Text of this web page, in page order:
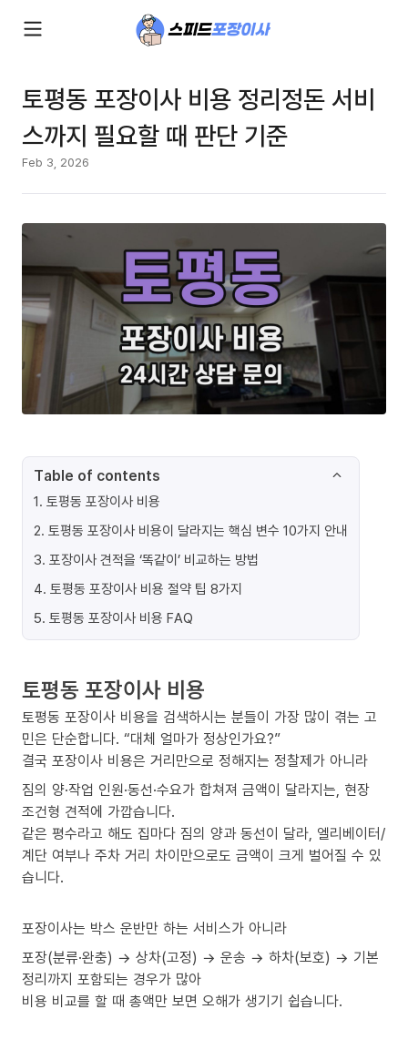
토평동 포장이사 비용 정리정돈 서비
스까지 필요할 때 판단 기준
Feb 3, 2026
Table of contents
1. 토평동 포장이사 비용
2. 토평동 포장이사 비용이 달라지는 핵심 변수 10가지 안내
3. 포장이사 견적을 ‘똑같이’ 비교하는 방법
4. 토평동 포장이사 비용 절약 팁 8가지
5. 토평동 포장이사 비용 FAQ
토평동 포장이사 비용
토평동 포장이사 비용을 검색하시는 분들이 가장 많이 겪는 고
민은 단순합니다. “대체 얼마가 정상인가요?”
결국 포장이사 비용은 거리만으로 정해지는 정찰제가 아니라
짐의 양·작업 인원·동선·수요가 합쳐져 금액이 달라지는, 현장
조건형 견적에 가깝습니다.
같은 평수라고 해도 집마다 짐의 양과 동선이 달라, 엘리베이터/
계단 여부나 주차 거리 차이만으로도 금액이 크게 벌어질 수 있
습니다.
포장이사는 박스 운반만 하는 서비스가 아니라
포장(분류·완충) → 상차(고정) → 운송 → 하차(보호) → 기본
정리까지 포함되는 경우가 많아
비용 비교를 할 때 총액만 보면 오해가 생기기 쉽습니다.